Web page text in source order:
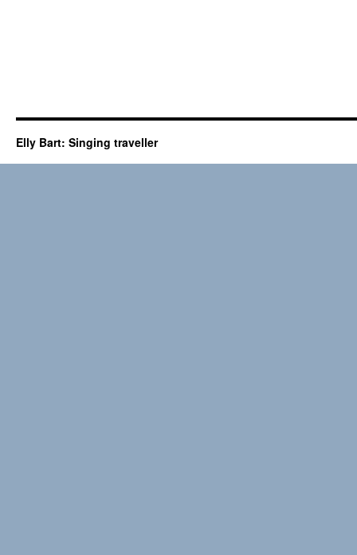
Elly Bart: Singing traveller